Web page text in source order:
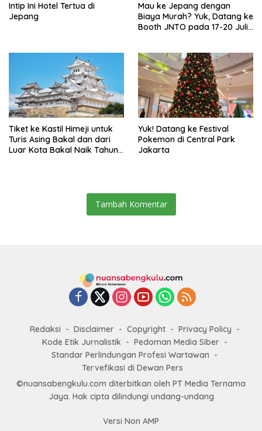
Intip Ini Hotel Tertua di
Jepang
Mau ke Jepang dengan
Biaya Murah? Yuk, Datang ke
Booth JNTO pada 17-20 Juli
Tiket ke Kastil Himeji untuk
Turis Asing Bakal dan dari
Luar Kota Bakal Naik Tahun
Yuk! Datang ke Festival
Pokemon di Central Park
Jakarta
Tambah Komentar
Redaksi Disclaimer Copyright
Privacy Policy
Kode Etik Jurnalistik
Pedoman Media Siber
Standar Perlindungan Profesi Wartawan
Tervefikasi di Dewan Pers
©nuansabengkulu.com diterbitkan oleh PT Media Ternama
Jaya. Hak cipta dilindungi undang-undang
Versi Non AMP